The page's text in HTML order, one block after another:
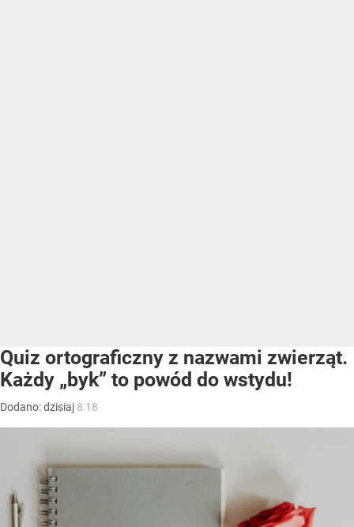
Quiz ortograficzny z nazwami zwierząt.
Każdy „byk” to powód do wstydu!
Dodano:dzisiaj 8:18